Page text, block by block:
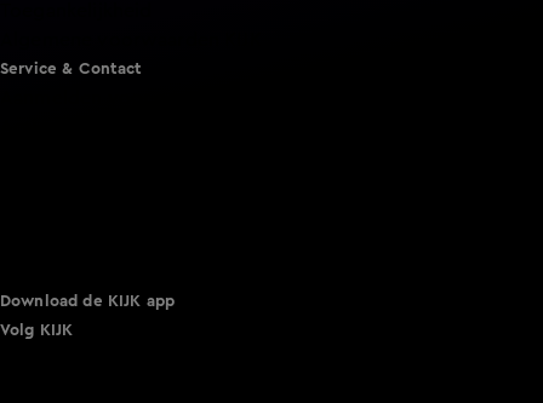
Service & Contact
Download de KIJK app
Volg KIJK